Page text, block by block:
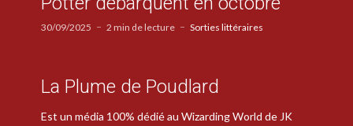
30/09/2025 2 min de lecture Sorties littéraires
La Plume de Poudlard
Est un média 100% dédié au Wizarding World de JK